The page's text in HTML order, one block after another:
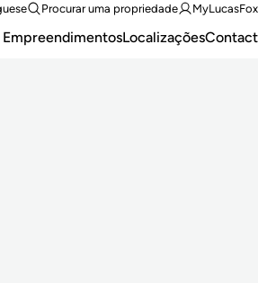
Procurar uma propriedade MyLucasFox
EmpreendimentosLocalizaçõesContact